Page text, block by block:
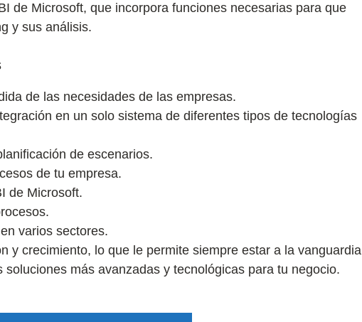
de Microsoft, que incorpora funciones necesarias para que
y sus análisis.
de las necesidades de las empresas.
en un solo sistema de diferentes tipos de tecnologías
de escenarios.
de tu empresa.
de Microsoft.
varios sectores.
y crecimiento, lo que le permite siempre estar a la vanguardia
más avanzadas y tecnológicas para tu negocio.